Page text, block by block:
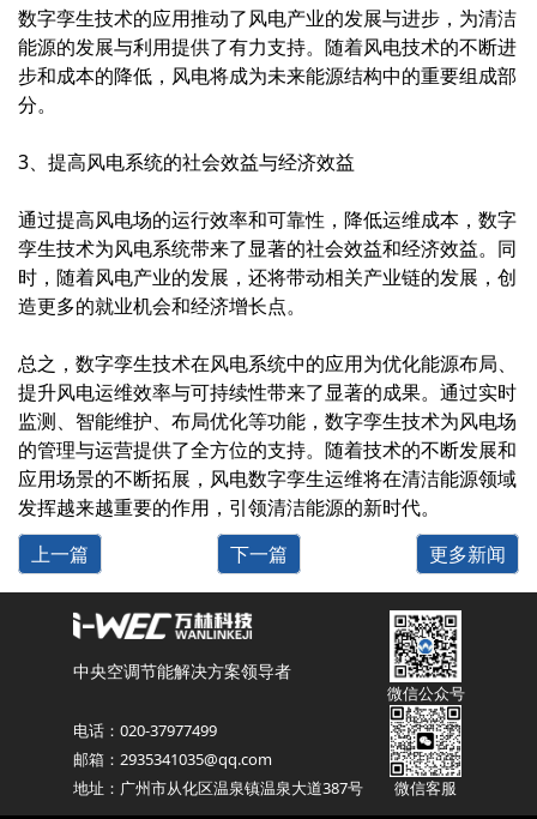
数字孪生技术的应用推动了风电产业的发展与进步，为清洁
能源的发展与利用提供了有力支持。随着风电技术的不断进
步和成本的降低，风电将成为未来能源结构中的重要组成部
分。
3、提高风电系统的社会效益与经济效益
通过提高风电场的运行效率和可靠性，降低运维成本，数字
孪生技术为风电系统带来了显著的社会效益和经济效益。同
时，随着风电产业的发展，还将带动相关产业链的发展，创
造更多的就业机会和经济增长点。
总之，数字孪生技术在风电系统中的应用为优化能源布局、
提升风电运维效率与可持续性带来了显著的成果。通过实时
监测、智能维护、布局优化等功能，数字孪生技术为风电场
的管理与运营提供了全方位的支持。随着技术的不断发展和
应用场景的不断拓展，风电数字孪生运维将在清洁能源领域
发挥越来越重要的作用，引领清洁能源的新时代。
上一篇
下一篇 更多新闻
中央空调节能解决方案领导者
电话：020-37977499
邮箱：2935341035@qq.com
地址：广州市从化区温泉镇温泉大道387号
微信公众号
微信客服